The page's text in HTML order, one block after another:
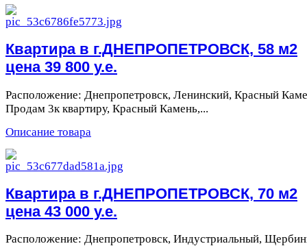
Квартира в г.ДНЕПРОПЕТРОВСК, 58 м2
цена 39 800 у.е.
Расположение: Днепропетровск, Ленинский, Красный
Продам 3к квартиру, Красный Камень,...
Описание товара
Квартира в г.ДНЕПРОПЕТРОВСК, 70 м2
цена 43 000 у.е.
Расположение: Днепропетровск, Индустриальный,